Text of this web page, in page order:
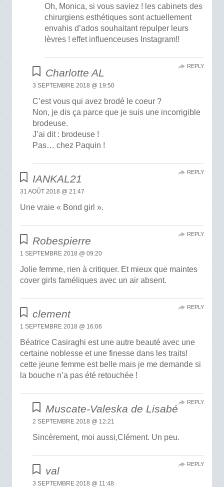
Oh, Monica, si vous saviez ! les cabinets des
chirurgiens esthétiques sont actuellement
envahis d’ados souhaitant repulper leurs
lèvres ! effet influenceuses Instagram!!
Charlotte AL
3 SEPTEMBRE 2018 @ 19:50
C’est vous qui avez brodé le coeur ?
Non, je dis ça parce que je suis une incorrigible
brodeuse.
J’ai dit : brodeuse !
Pas… chez Paquin !
REPLY
IANKAL21
31 AOÛT 2018 @ 21:47
Une vraie « Bond girl ».
REPLY
Robespierre
1 SEPTEMBRE 2018 @ 09:20
Jolie femme, rien à critiquer. Et mieux que maintes
cover girls faméliques avec un air absent.
REPLY
clement
1 SEPTEMBRE 2018 @ 16:06
Béatrice Casiraghi est une autre beauté avec une
certaine noblesse et une finesse dans les traits!
cette jeune femme est belle mais je me demande si
la bouche n’a pas été retouchée !
REPLY
Muscate-Valeska de Lisabé
2 SEPTEMBRE 2018 @ 12:21
Sincèrement, moi aussi,Clément. Un peu.
REPLY
val
3 SEPTEMBRE 2018 @ 11:48
REPLY